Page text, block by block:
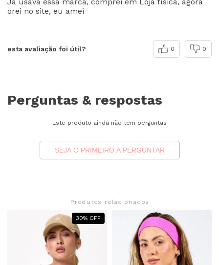
orei no site, eu amei
esta avaliação foi útil? 0 0
Perguntas & respostas
Este produto ainda não tem perguntas
SEJA O PRIMEIRO A PERGUNTAR
Produtos relacionados
30% OFF